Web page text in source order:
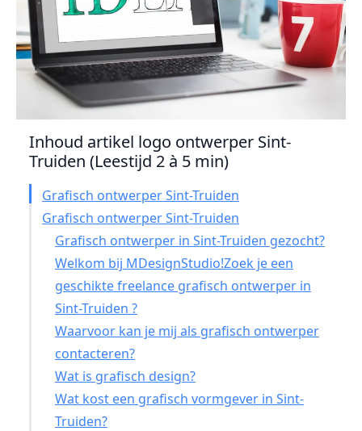
Inhoud artikel logo ontwerper Sint-
Truiden (Leestijd 2 à 5 min)
Grafisch ontwerper Sint-Truiden
Grafisch ontwerper Sint-Truiden
Grafisch ontwerper in Sint-Truiden gezocht?
Welkom bij MDesignStudio!Zoek je een
geschikte freelance grafisch ontwerper in
Sint-Truiden ?
Waarvoor kan je mij als grafisch ontwerper
contacteren?
Wat is grafisch design?
Wat kost een grafisch vormgever in Sint-
Truiden?